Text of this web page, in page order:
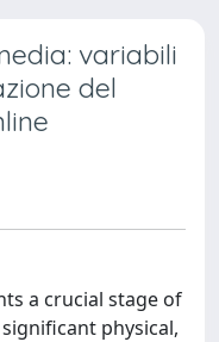
variabili
del
a crucial stage of
physical,